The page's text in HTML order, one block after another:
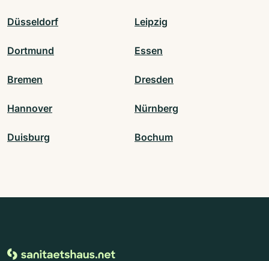
Düsseldorf Leipzig
Dortmund Essen
Bremen Dresden
Hannover Nürnberg
Duisburg Bochum